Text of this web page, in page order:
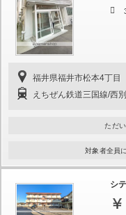
福井県福井市松本4丁目
えちぜん鉄道三国線/西
ただい
対象者全員に
シ